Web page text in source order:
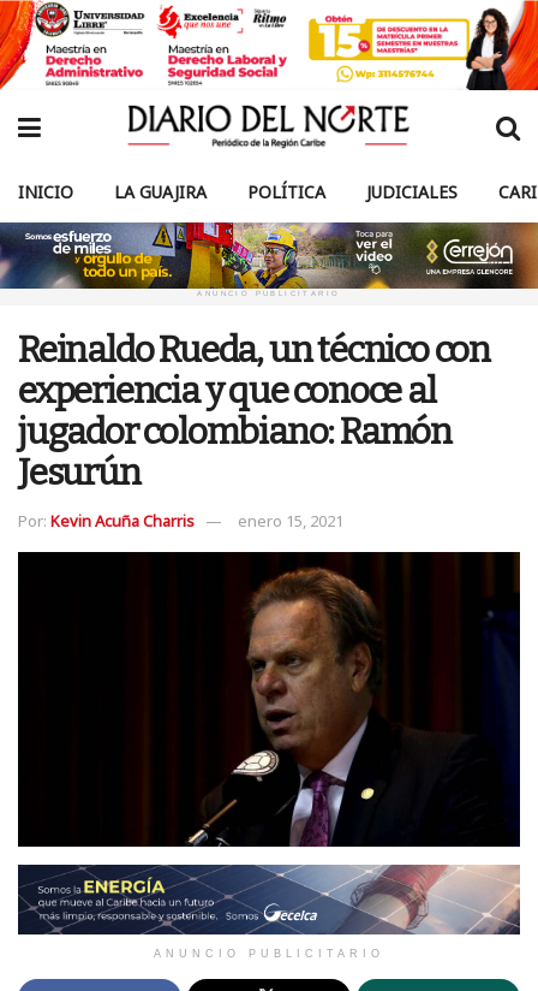
INICIO LA GUAJIRA POLÍTICA JUDICIALES
ANUNCIO PUBLICITARIO
Reinaldo Rueda, un técnico con
experiencia y que conoce al
jugador colombiano: Ramón
Jesurún
Por: Kevin Acuña Charris enero 15, 2021
ANUNCIO PUBLICITARIO